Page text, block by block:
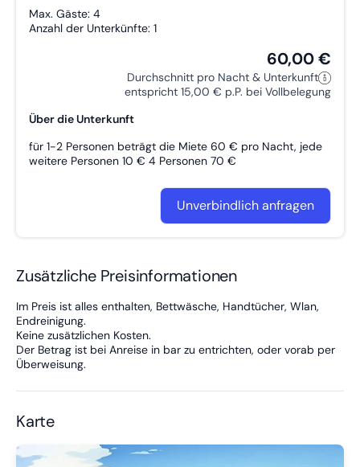
Max. Gäste: 4
Anzahl der Unterkünfte: 1
60,00 €
Durchschnitt pro Nacht & Unterkunft
entspricht 15,00 € p.P. bei Vollbelegung
Über die Unterkunft
für 1-2 Personen beträgt die Miete 60 € pro Nacht, jede
weitere Personen 10 € 4 Personen 70 €
Unverbindlich anfragen
Zusätzliche Preisinformationen
Im Preis ist alles enthalten, Bettwäsche, Handtücher, Wlan,
Endreinigung.
Keine zusätzlichen Kosten.
Der Betrag ist bei Anreise in bar zu entrichten, oder vorab per
Überweisung.
Karte